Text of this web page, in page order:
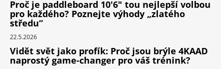
Proč je paddleboard 10'6" tou nejlepší volbou
pro každého? Poznejte výhody „zlatého
středu“
22.5.2026
Vidět svět jako profík: Proč jsou brýle 4KAAD
naprostý game-changer pro váš trénink?